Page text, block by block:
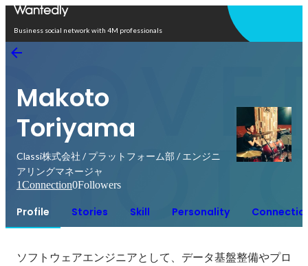
Business social network with 4M professionals
Makoto
Toriyama
Classi株式会社 / プラットフォーム部 / エンジニ
アリングマネージャ
1Connection0Followers
Profile Stories Skill Personality
ソフトウェアエンジニアとして、データ基盤整備やプロ